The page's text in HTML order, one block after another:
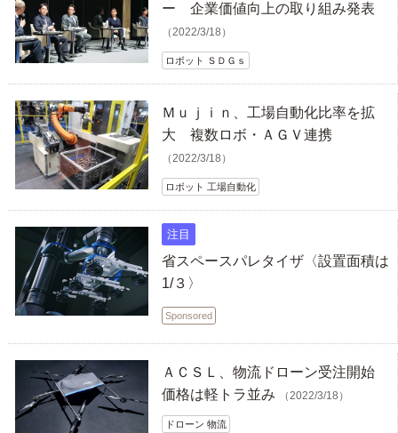
ー 企業価値向上の取り組み発表
（2022/3/18）
ロボット ＳＤＧｓ
Ｍｕｊｉｎ、工場自動化比率を拡
大 複数ロボ・ＡＧＶ連携
（2022/3/18）
ロボット 工場自動化
注目
省スペースパレタイザ〈設置面積は
1/３〉
Sponsored
ＡＣＳＬ、物流ドローン受注開始
価格は軽トラ並み
（2022/3/18）
ドローン 物流